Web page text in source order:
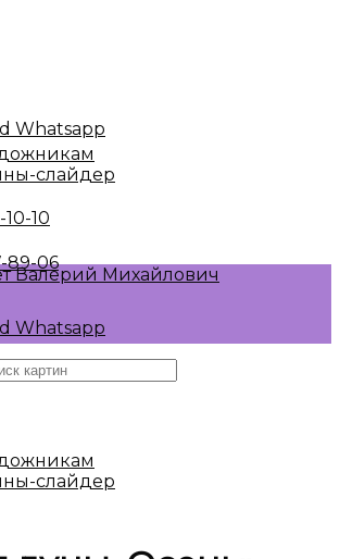
Whatsapp
10
89-06
Whatsapp
слайдер
слайдер
Валерий Михайлович